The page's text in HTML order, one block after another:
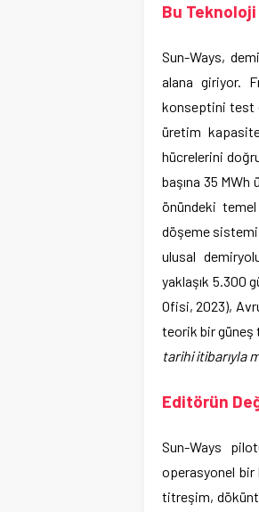
Bu
Sun-Ways,
alana giriyor.
konseptini test
üretim
hücrelerini
başına 35
önündeki
döşeme
ulusal
yaklaşık 5.300
Ofisi, 2023),
teorik bir güneş
tarihi itibarıyla
Editörün
Sun-Ways
operasyonel bir
titreşim,